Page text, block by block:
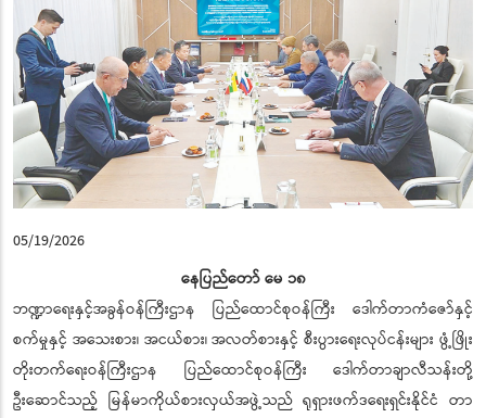
05/19/2026
နေပြည်တော် မေ ၁၈
ဘဏ္ဍာရေးနှင့်အခွန်ဝန်ကြီးဌာန ပြည်ထောင်စုဝန်ကြီး ဒေါက်တာကံဇော်နှင့်
စက်မှုနှင့် အသေးစား၊ အငယ်စား၊ အလတ်စားနှင့် စီးပွားရေးလုပ်ငန်းများ ဖွံ့ဖြိုး
တိုးတက်ရေးဝန်ကြီးဌာန ပြည်ထောင်စုဝန်ကြီး ဒေါက်တာချာလီသန်းတို့
ဦးဆောင်သည့် မြန်မာကိုယ်စားလှယ်အဖွဲ့သည် ရုရှားဖက်ဒရေးရှင်းနိုင်ငံ တာ